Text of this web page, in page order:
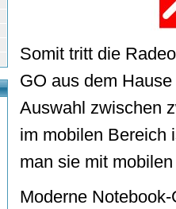
Somit tritt die
GO aus dem
Auswahl zwischen
im mobilen Bereich
man sie mit
Moderne